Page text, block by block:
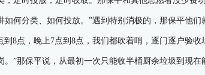
如何分类、如何投放。”遇到特别消极的，那保平他
到8点，晚上7点到8点，我们都吹着哨，逐门逐户验
。”那保平说，从最初一次只能收半桶厨余垃圾到现